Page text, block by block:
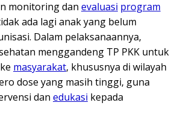
monitoring dan evaluasi program
ada lagi anak yang belum
Dalam pelaksanaannya,
menggandeng TP PKK untuk
masyarakat, khususnya di wilayah
dose yang masih tinggi, guna
dan edukasi kepada